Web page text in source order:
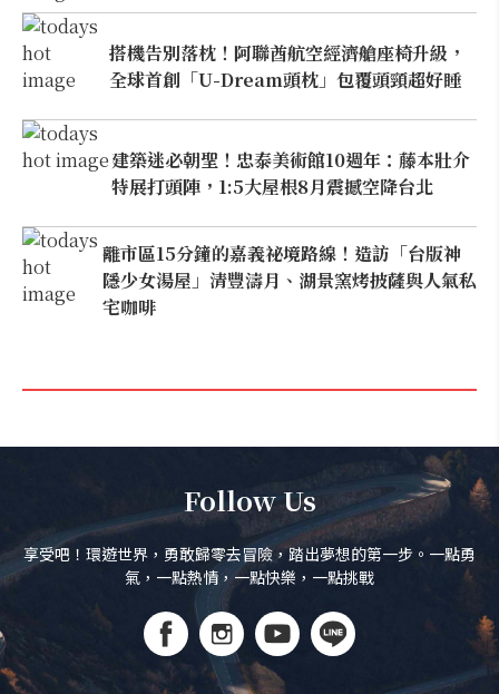
搭機告別落枕！阿聯酋航空經濟艙座椅升級，
全球首創「U-Dream頭枕」包覆頭頸超好睡
建築迷必朝聖！忠泰美術館10週年：藤本壯介
特展打頭陣，1:5大屋根8月震撼空降台北
離市區15分鐘的嘉義祕境路線！造訪「台版神
隱少女湯屋」清豐濤月、湖景窯烤披薩與人氣私
宅咖啡
Follow Us
享受吧！環遊世界，勇敢歸零去冒險，踏出夢想的第一步。一點勇
氣，一點熱情，一點快樂，一點挑戰